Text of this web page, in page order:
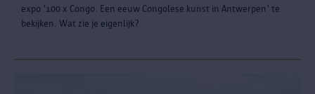
expo '100 x Congo. Een eeuw Congolese kunst in Antwerpen' te
bekijken. Wat zie je eigenlijk?